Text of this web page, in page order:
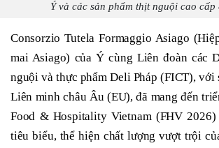
Ý và các sản phẩm thịt nguội cao cấp
Consorzio Tutela Formaggio Asiago
mai Asiago) của Ý cùng Liên đoàn các
nguội và thực phẩm Deli Pháp (FICT), với
Liên minh châu Âu (EU), đã mang đến
Food & Hospitality Vietnam (FHV 2026)
tiêu biểu, thể hiện chất lượng vượt trội